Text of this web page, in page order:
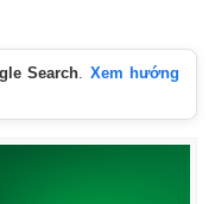
Search. Xem hướng